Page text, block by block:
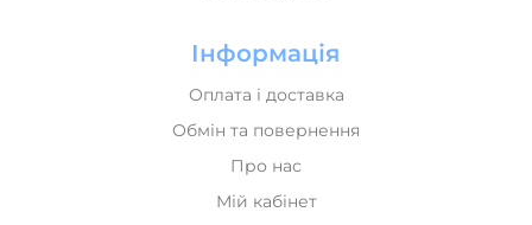
Інформація
Оплата і доставка
Обмін та повернення
Про нас
Мій кабінет